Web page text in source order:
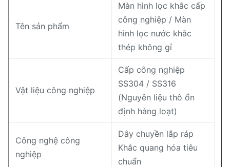
Tên sản phẩm
Màn hình lọc khắc cấp
công nghiệp / Màn
hình lọc nước khắc
thép không gỉ
Vật liệu công nghiệp
Cấp công nghiệp
SS304 / SS316
(Nguyên liệu thô ổn
định hàng loạt)
Công nghệ công
nghiệp
Dây chuyền lắp ráp
Khắc quang hóa tiêu
chuẩn